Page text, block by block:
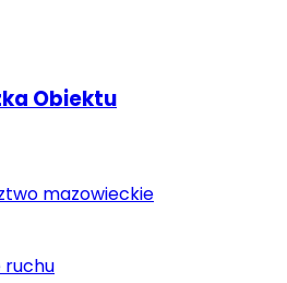
Obiektu
mazowieckie
ruchu